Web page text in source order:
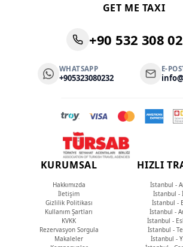
GET ME TAXI
+90 532 308
WHATSAPP
+905323080232
E-
KURUMSAL
Hakkımızda
İletişim
Gizlilik Politikası
Kullanım Şartları
KVKK
Rezervasyon Sorgula
Makaleler
HIZLI
İstanbul -
İstanbul -
İstanbul -
İstanbul -
İstanbul -
İstanbul -
İstanbul -